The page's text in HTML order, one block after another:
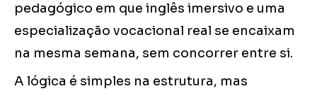
pedagógico em que inglês imersivo e uma
especialização vocacional real se encaixam
na mesma semana, sem concorrer entre si.
A lógica é simples na estrutura, mas